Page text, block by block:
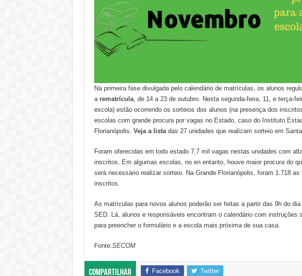
Na primeira fase divulgada pelo calendário de matrículas, os alunos
a rematrícula, de 14 a 23 de outubro. Nesta segunda-feira, 11, e terça-
escola) estão ocorrendo os sorteios dos alunos (na presença dos
escolas com grande procura por vagas no Estado, caso do Instituto
Florianópolis. Veja a lista das 27 unidades que realizam sorteio em
Foram oferecidas em todo estado 7,7 mil vagas nestas unidades com
inscritos. Em algumas escolas, no en entanto, houve maior procura do
será necessário realizar sorteio. Na Grande Florianópolis, foram 1.718
inscritos.
As matrículas para novos alunos poderão ser feitas a partir das 9h do
SED. Lá, alunos e responsáveis encontram o calendário com instruções
para preencher o formulário e a escola mais próxima de sua casa.
Fonte:SECOM
Compartilhar Facebook Twitter